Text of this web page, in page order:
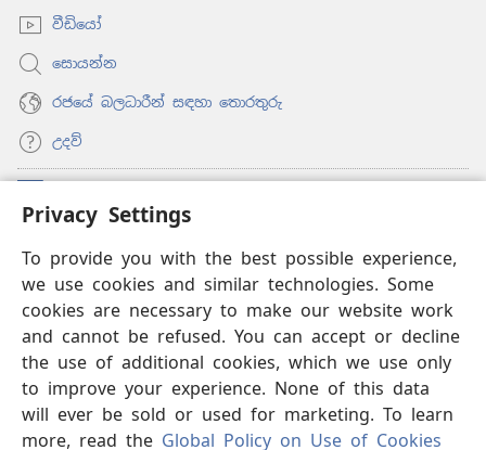
Privacy Settings
To provide you with the best possible experience,
we use cookies and similar technologies. Some
cookies are necessary to make our website work
and cannot be refused. You can accept or decline
the use of additional cookies, which we use only
to improve your experience. None of this data
will ever be sold or used for marketing. To learn
more, read the Global Policy on Use of Cookies
වීඩියෝ
සොයන්න
රජයේ බලධාරීන් සඳහා තොරතුරු
උදව්
(opens
new
ඔන්ලයින් ලයිබ්‍රරි
(opens
new
window)JW Hub
(opens
new
window)‘JW ලයිබ්‍රරි’